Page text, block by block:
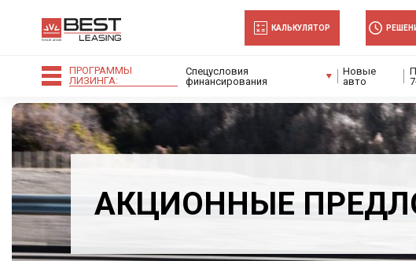
КАЛЬКУЛЯТОР
ПРОГРАММЫ
ЛИЗИНГА:
Спецусловия
финансирования
Новые
авто
АКЦИОННЫЕ